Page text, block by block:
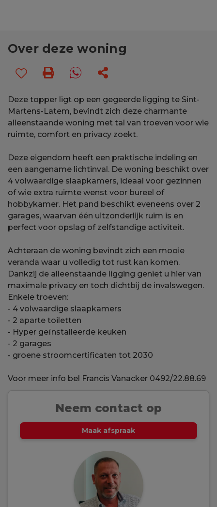
Over deze woning
Deze topper ligt op een gegeerde ligging te Sint-
Martens-Latem, bevindt zich deze charmante
alleenstaande woning met tal van troeven voor wie
ruimte, comfort en privacy zoekt.
Deze eigendom heeft een praktische indeling en
een aangename lichtinval. De woning beschikt over
4 volwaardige slaapkamers, ideaal voor gezinnen
of wie extra ruimte wenst voor bureel of
hobbykamer. Het pand beschikt eveneens over 2
garages, waarvan één uitzonderlijk ruim is en
perfect voor opslag of zelfstandige activiteit.
Achteraan de woning bevindt zich een mooie
veranda waar u volledig tot rust kan komen.
Dankzij de alleenstaande ligging geniet u hier van
maximale privacy en toch dichtbij de invalswegen.
Enkele troeven:
- 4 volwaardige slaapkamers
- 2 aparte toiletten
- Hyper geïnstalleerde keuken
- 2 garages
- groene stroomcertificaten tot 2030
Voor meer info bel Francis Vanacker 0492/22.88.69
Neem contact op
Maak afspraak